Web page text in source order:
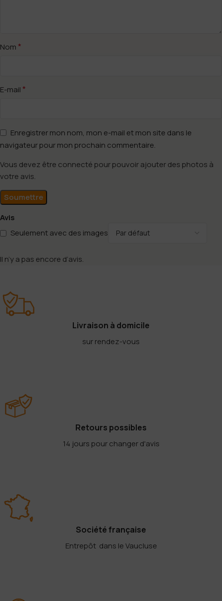
Avis
Seulement avec des images
Il n’y a pas encore d’avis.
Nom *
E-mail *
Enregistrer mon nom, mon e-mail et mon site dans le
navigateur pour mon prochain commentaire.
Vous devez être connecté pour pouvoir ajouter des photos à
votre avis.
Livraison à domicile
sur rendez-vous
Retours possibles
14 jours pour changer d'avis
Société française
Entrepôt dans le Vaucluse